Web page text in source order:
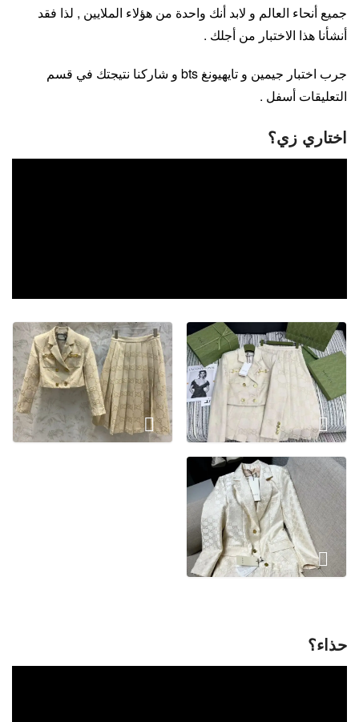
جميع أنحاء العالم و لابد أنك واحدة من هؤلاء الملايين , لذا فقد
أنشأنا هذا الاختبار من أجلك .
جرب اختبار جيمين و تايهيونغ bts و شاركنا نتيجتك في قسم
التعليقات أسفل .
اختاري زي؟
حذاء؟